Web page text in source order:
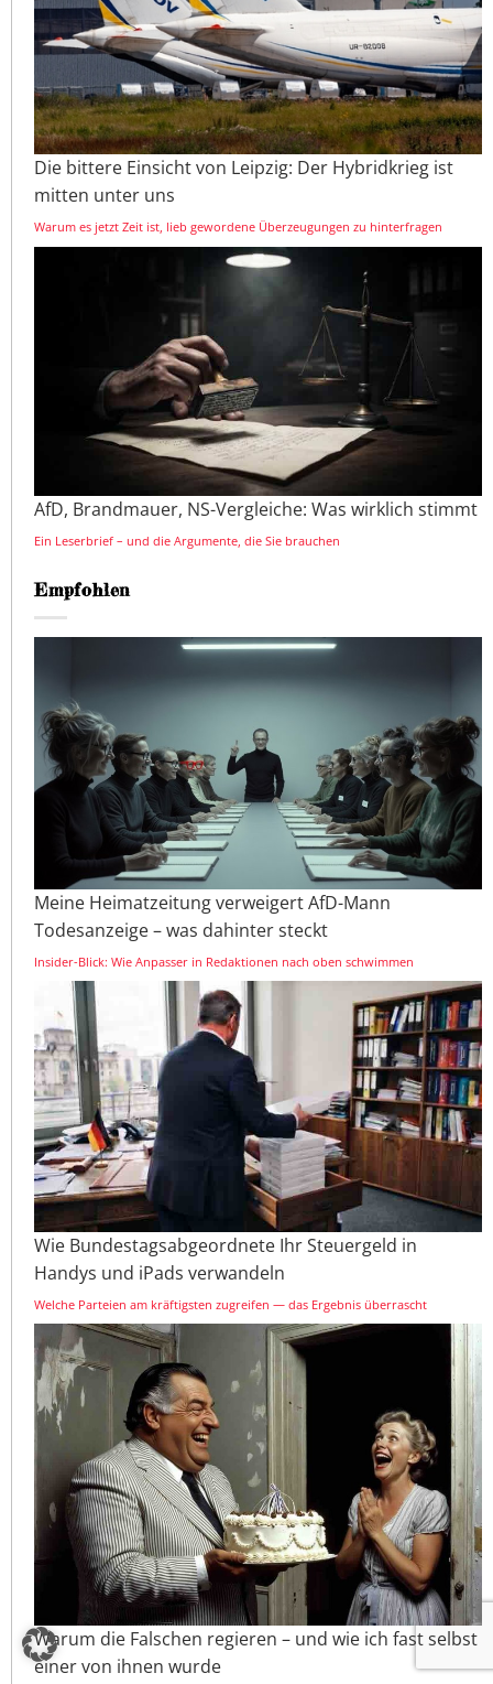
Die bittere Einsicht von Leipzig: Der Hybridkrieg ist
mitten unter uns
Warum es jetzt Zeit ist, lieb gewordene Überzeugungen zu hinterfragen
AfD, Brandmauer, NS-Vergleiche: Was wirklich stimmt
Ein Leserbrief – und die Argumente, die Sie brauchen
Empfohlen
Meine Heimatzeitung verweigert AfD-Mann
Todesanzeige – was dahinter steckt
Insider-Blick: Wie Anpasser in Redaktionen nach oben schwimmen
Wie Bundestagsabgeordnete Ihr Steuergeld in
Handys und iPads verwandeln
Welche Parteien am kräftigsten zugreifen — das Ergebnis überrascht
Warum die Falschen regieren – und wie ich fast selbst
einer von ihnen wurde